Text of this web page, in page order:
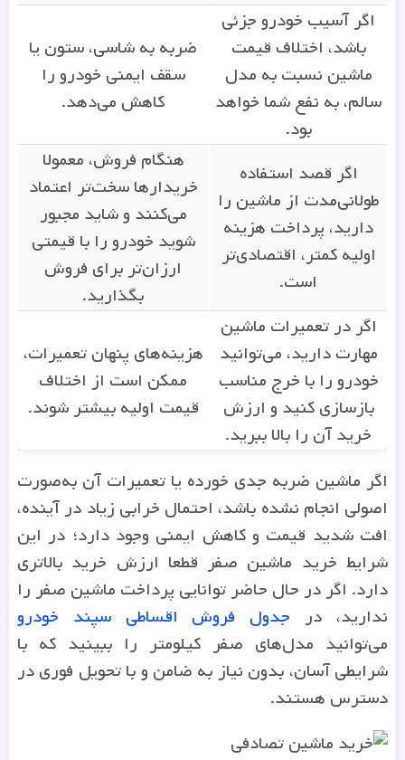
اگر آسیب خودرو جزئی
باشد، اختلاف قیمت
ماشین نسبت به مدل
سالم، به نفع شما خواهد
بود.
ضربه به شاسی، ستون یا
سقف ایمنی خودرو را
کاهش می‌دهد.
اگر قصد استفاده
طولانی‌مدت از ماشین را
دارید، پرداخت هزینه
اولیه کمتر، اقتصادی‌تر
است.
هنگام فروش، معمولا
خریدارها سخت‌تر اعتماد
می‌کنند و شاید مجبور
شوید خودرو را با قیمتی
ارزان‌تر برای فروش
بگذارید.
اگر در تعمیرات ماشین
مهارت دارید، می‌توانید
خودرو را با خرج مناسب
بازسازی کنید و ارزش
خرید آن را بالا ببرید.
هزینه‌های پنهان تعمیرات،
ممکن است از اختلاف
قیمت اولیه بیشتر شوند.
اگر ماشین ضربه جدی خورده یا تعمیرات آن به‌صورت
اصولی انجام نشده باشد، احتمال خرابی زیاد در آینده،
افت شدید قیمت و کاهش ایمنی وجود دارد؛ در این
شرایط خرید ماشین صفر قطعا ارزش خرید بالاتری
دارد. اگر در حال حاضر توانایی پرداخت ماشین صفر را
ندارید، در جدول فروش اقساطی سپند خودرو
می‌توانید مدل‌های صفر کیلومتر را ببینید که با
شرایطی آسان، بدون نیاز به ضامن و با تحویل فوری در
دسترس هستند.